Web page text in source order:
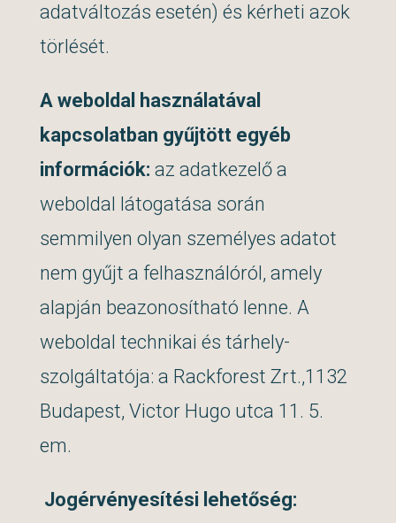
adatváltozás esetén) és kérheti azok
törlését.
A weboldal használatával
kapcsolatban gyűjtött egyéb
információk: az adatkezelő a
weboldal látogatása során
semmilyen olyan személyes adatot
nem gyűjt a felhasználóról, amely
alapján beazonosítható lenne. A
weboldal technikai és tárhely-
szolgáltatója: a Rackforest Zrt.,1132
Budapest, Victor Hugo utca 11. 5.
em.
Jogérvényesítési lehetőség: